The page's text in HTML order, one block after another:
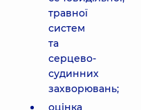
травної
систем
та
серцево-
судинних
захворювань;
оцінка